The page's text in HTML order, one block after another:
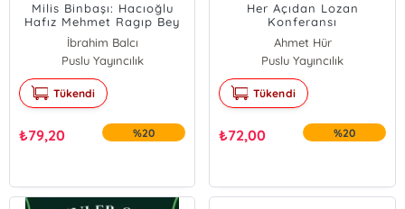
Milis Binbaşı: Hacıoğlu
Hafız Mehmet Ragıp Bey
İbrahim Balcı
Puslu Yayıncılık
Tükendi
₺79,20 %20
Her Açıdan Lozan
Konferansı
Ahmet Hür
Puslu Yayıncılık
Tükendi
₺72,00 %20